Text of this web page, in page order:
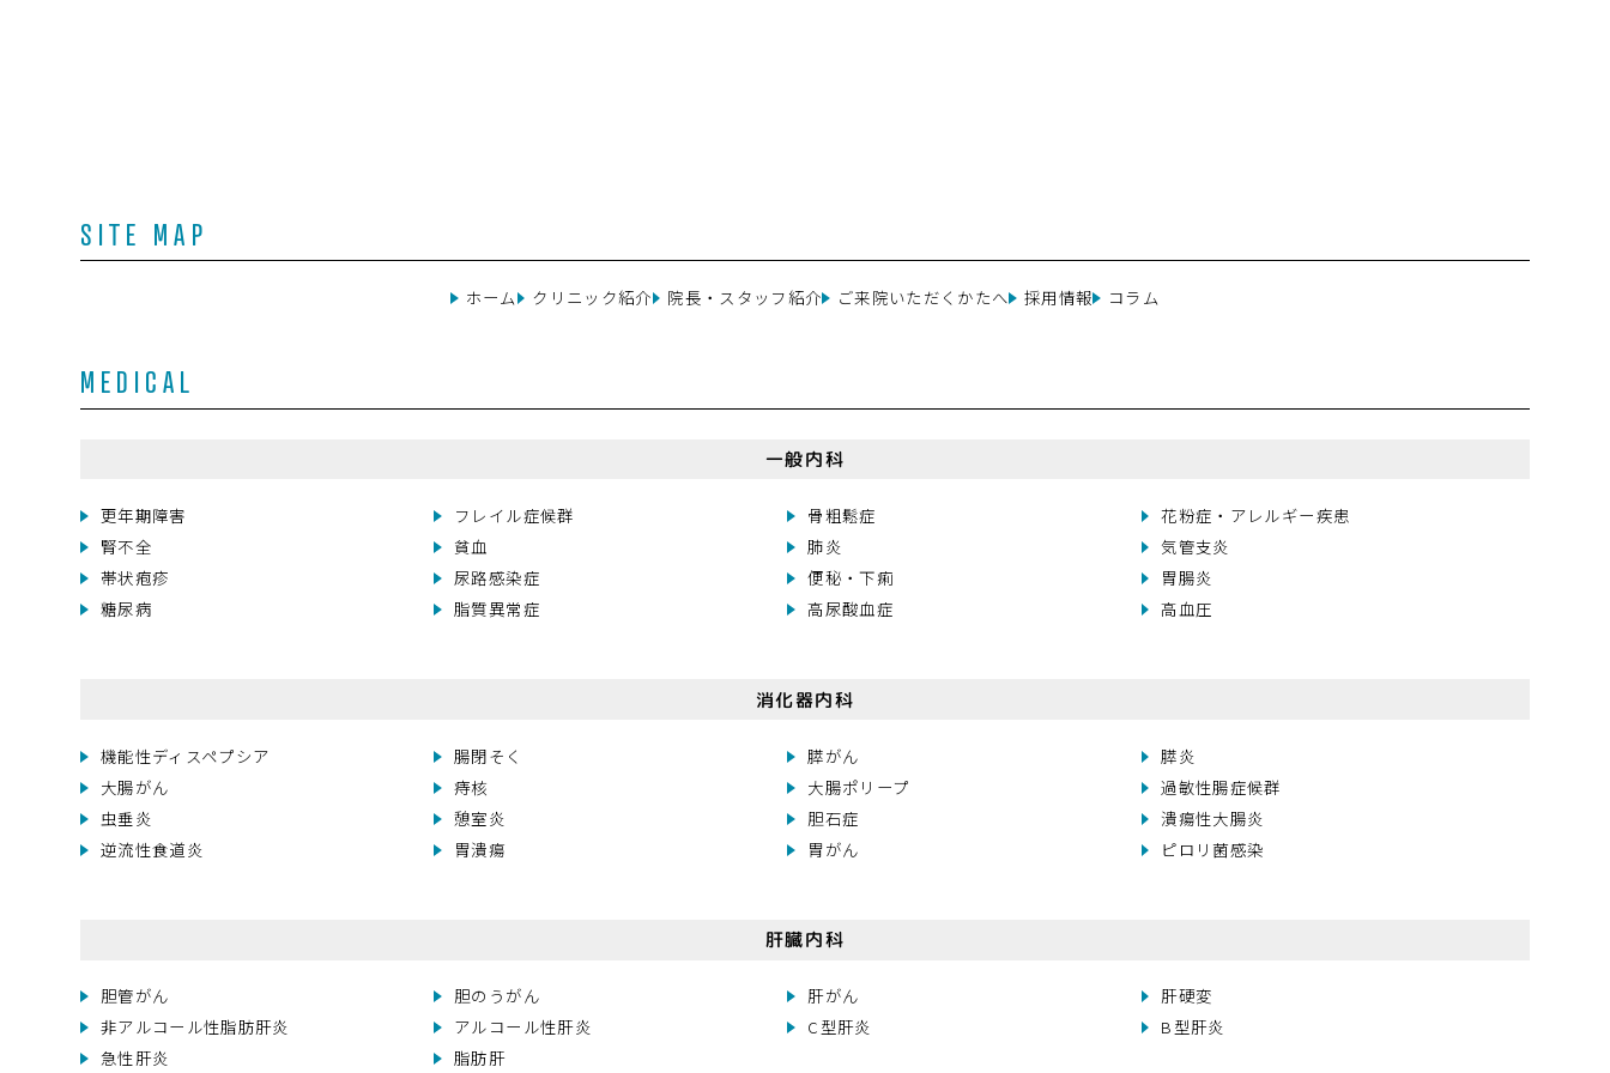
SITE MAP
ホーム クリニック紹介 院長・スタッフ紹介 ご来院いただくかたへ 採用情報 コラム
MEDICAL
一般内科
更年期障害 フレイル症候群 骨粗鬆症
花粉症・アレルギー疾患
腎不全
貧血 肺炎
気管支炎
帯状疱疹
尿路感染症 便秘・下痢
胃腸炎
糖尿病
脂質異常症 高尿酸血症 高血圧
消化器内科
機能性ディスペプシア 腸閉そく 膵がん
膵炎
大腸がん
痔核 大腸ポリープ
過敏性腸症候群
虫垂炎
憩室炎 胆石症
潰瘍性大腸炎
逆流性食道炎
胃潰瘍 胃がん ピロリ菌感染
肝臓内科
胆管がん 胆のうがん 肝がん
肝硬変
非アルコール性脂肪肝炎
アルコール性肝炎 C型肝炎
B型肝炎
急性肝炎
脂肪肝